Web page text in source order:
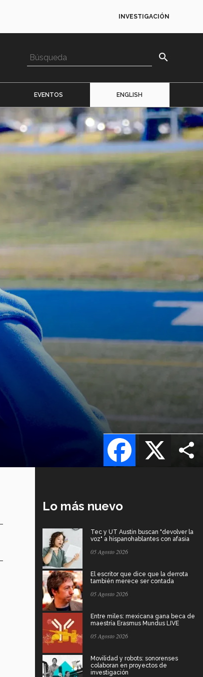
INVESTIGACIÓN
search
EVENTOS ENGLISH
X
Facebook
Lo más nuevo
Tec y UT Austin buscan "devolver la
voz" a hispanohablantes con afasia
05 Agosto 2026
El escritor que dice que la derrota
también merece ser contada
05 Agosto 2026
Entre miles: mexicana gana beca de
maestría Erasmus Mundus LIVE
05 Agosto 2026
Movilidad y robots: sonorenses
colaboran en proyectos de
investigación